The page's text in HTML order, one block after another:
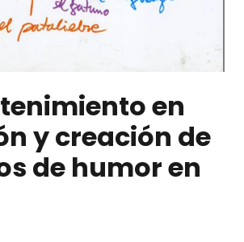
en
y creación de
de humor en